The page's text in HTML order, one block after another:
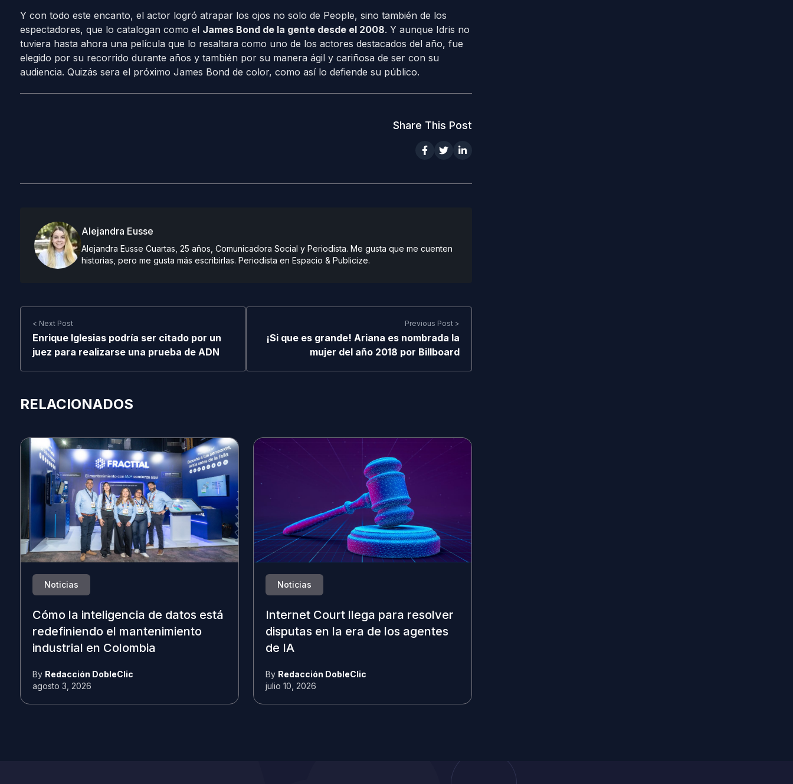
Y con todo este encanto, el actor logró atrapar los ojos no solo de People, sino también de los
espectadores, que lo catalogan como el James Bond de la gente desde el 2008. Y aunque Idris no
tuviera hasta ahora una película que lo resaltara como uno de los actores destacados del año, fue
elegido por su recorrido durante años y también por su manera ágil y cariñosa de ser con su
audiencia. Quizás sera el próximo James Bond de color, como así lo defiende su público.
Share This Post
Alejandra Eusse
Alejandra Eusse Cuartas, 25 años, Comunicadora Social y Periodista. Me gusta que me cuenten
historias, pero me gusta más escribirlas. Periodista en Espacio & Publicize.
< Next Post
Enrique Iglesias podría ser citado por un
juez para realizarse una prueba de ADN
Previous Post >
¡Si que es grande! Ariana es nombrada la
mujer del año 2018 por Billboard
RELACIONADOS
Noticias
Cómo la inteligencia de datos está
redefiniendo el mantenimiento
industrial en Colombia
By Redacción DobleClic
agosto 3, 2026
Noticias
Internet Court llega para resolver
disputas en la era de los agentes
de IA
By Redacción DobleClic
julio 10, 2026